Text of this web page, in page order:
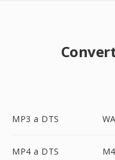
MP3 a DTS
MP4 a DTS